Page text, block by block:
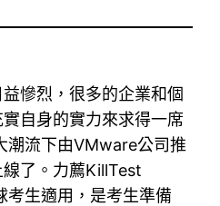
慘烈，很多的企業和個
自身的實力來求得一席
潮流下由VMware公司推
了。力薦KillTest
考生適用，是考生準備